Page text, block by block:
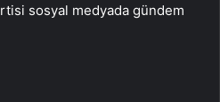
sosyal medyada gündem